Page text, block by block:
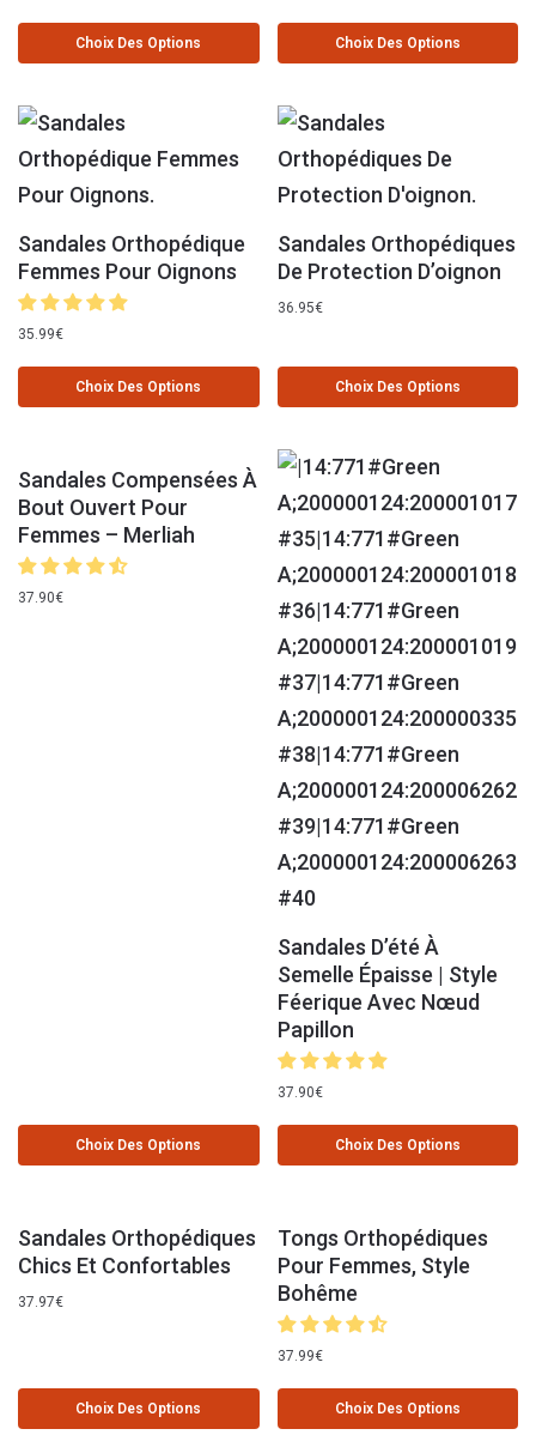
Choix Des Options Choix Des Options
Sandales Orthopédique
Femmes Pour Oignons
35.99€
Choix Des Options
Sandales Orthopédiques
De Protection D’oignon
36.95€
Choix Des Options
Sandales Compensées À
Bout Ouvert Pour
Femmes – Merliah
37.90€
Choix Des Options
Sandales D’été À
Semelle Épaisse | Style
Féerique Avec Nœud
Papillon
37.90€
Choix Des Options
Sandales Orthopédiques
Chics Et Confortables
37.97€
Choix Des Options
Tongs Orthopédiques
Pour Femmes, Style
Bohême
37.99€
Choix Des Options